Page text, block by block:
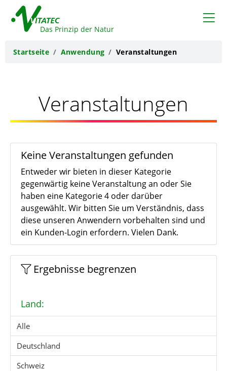
Das Prinzip der Natur
Startseite Anwendung Veranstaltungen
Veranstaltungen
Keine Veranstaltungen gefunden
Entweder wir bieten in dieser Kategorie
gegenwärtig keine Veranstaltung an oder Sie
haben eine Kategorie 4 oder darüber
ausgewählt. Wir bitten Sie um Verständnis, dass
diese unseren Anwendern vorbehalten sind und
ein Kunden-Login erfordern. Vielen Dank.
Ergebnisse begrenzen
Land:
Alle
Deutschland
Schweiz